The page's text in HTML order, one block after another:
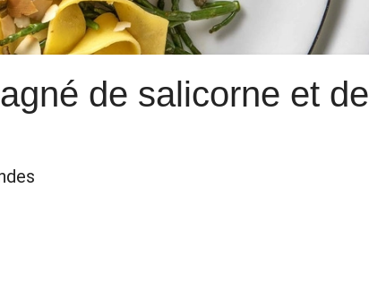
de salicorne et de